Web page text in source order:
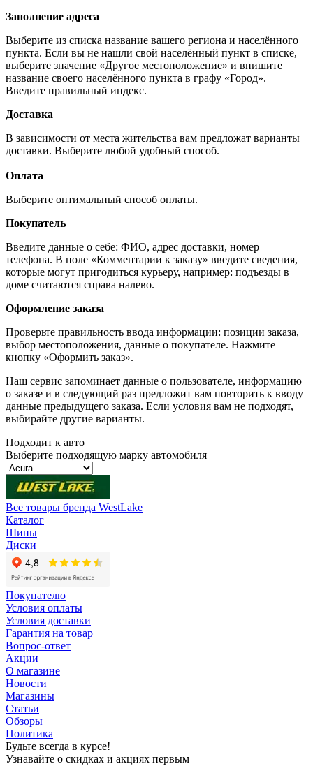
Заполнение адреса
Выберите из списка название вашего региона и населённого
пункта. Если вы не нашли свой населённый пункт в списке,
выберите значение «Другое местоположение» и впишите
название своего населённого пункта в графу «Город».
Введите правильный индекс.
Доставка
В зависимости от места жительства вам предложат варианты
доставки. Выберите любой удобный способ.
Оплата
Выберите оптимальный способ оплаты.
Покупатель
Введите данные о себе: ФИО, адрес доставки, номер
телефона. В поле «Комментарии к заказу» введите сведения,
которые могут пригодиться курьеру, например: подъезды в
доме считаются справа налево.
Оформление заказа
Проверьте правильность ввода информации: позиции заказа,
выбор местоположения, данные о покупателе. Нажмите
кнопку «Оформить заказ».
Наш сервис запоминает данные о пользователе, информацию
о заказе и в следующий раз предложит вам повторить к вводу
данные предыдущего заказа. Если условия вам не подходят,
выбирайте другие варианты.
Подходит к авто
Выберите подходящую марку автомобиля
Все товары бренда WestLake
Каталог
Шины
Диски
Покупателю
Условия оплаты
Условия доставки
Гарантия на товар
Вопрос-ответ
Акции
О магазине
Новости
Магазины
Статьи
Обзоры
Политика
Будьте всегда в курсе!
Узнавайте о скидках и акциях первым